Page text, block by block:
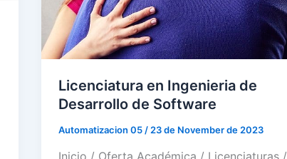
Licenciatura en Ingenieria de
Desarrollo de Software
Automatizacion 05 / 23 de November de 2023